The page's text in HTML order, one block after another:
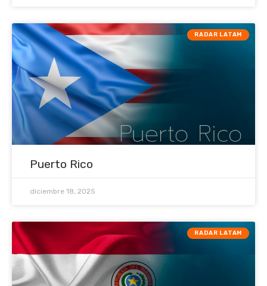
RADAR LATAM
Puerto Rico
diciembre 18, 2025
RADAR LATAM